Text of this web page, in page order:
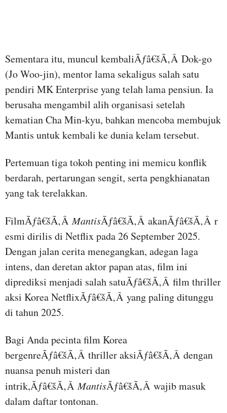
Sementara itu, muncul kembaliÃƒâ€šÃ‚Â Dok-go
(Jo Woo-jin), mentor lama sekaligus salah satu
pendiri MK Enterprise yang telah lama pensiun. Ia
berusaha mengambil alih organisasi setelah
kematian Cha Min-kyu, bahkan mencoba membujuk
Mantis untuk kembali ke dunia kelam tersebut.
Pertemuan tiga tokoh penting ini memicu konflik
berdarah, pertarungan sengit, serta pengkhianatan
yang tak terelakkan.
FilmÃƒâ€šÃ‚ÂMantisÃƒâ€šÃ‚Â akanÃƒâ€šÃ‚Â r
esmi dirilis di Netflix pada 26 September 2025.
Dengan jalan cerita menegangkan, adegan laga
intens, dan deretan aktor papan atas, film ini
diprediksi menjadi salah satuÃƒâ€šÃ‚Â film thriller
aksi Korea NetflixÃƒâ€šÃ‚Â yang paling ditunggu
di tahun 2025.
Bagi Anda pecinta film Korea
bergenreÃƒâ€šÃ‚Â thriller aksiÃƒâ€šÃ‚Â dengan
nuansa penuh misteri dan
intrik,Ãƒâ€šÃ‚ÂMantisÃƒâ€šÃ‚Â wajib masuk
dalam daftar tontonan.